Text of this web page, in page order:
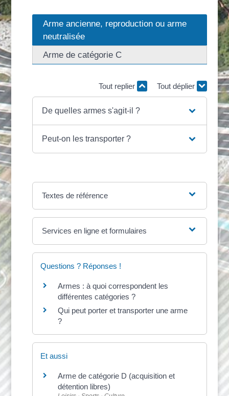
Arme ancienne, reproduction ou arme
neutralisée
Arme de catégorie C
Tout replier Tout déplier
De quelles armes s'agit-il ?
Peut-on les transporter ?
Textes de référence
Services en ligne et formulaires
Questions ? Réponses !
Armes : à quoi correspondent les
différentes catégories ?
Qui peut porter et transporter une arme
?
Et aussi
Arme de catégorie D (acquisition et
détention libres)